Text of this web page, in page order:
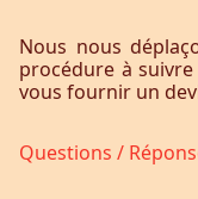
Nous nous
procédure à
vous fournir un
Questions /